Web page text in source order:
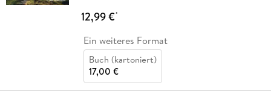
12,99 €*
Ein weiteres Format
Buch (kartoniert)
17,00 €